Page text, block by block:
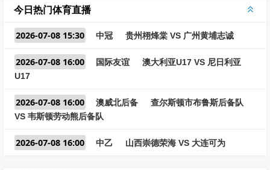
今日热门体育直播
2026-07-08 15:30 中冠 贵州栩烽棠 VS 广州黄埔志诚
2026-07-08 16:00 国际友谊
澳大利亚U17 VS 尼日利亚
U17
2026-07-08 16:00 澳威北后备
查尔斯顿市布鲁斯后备队
VS 韦斯顿劳动熊后备队
2026-07-08 16:00 中乙 山西崇德荣海 VS 大连可为